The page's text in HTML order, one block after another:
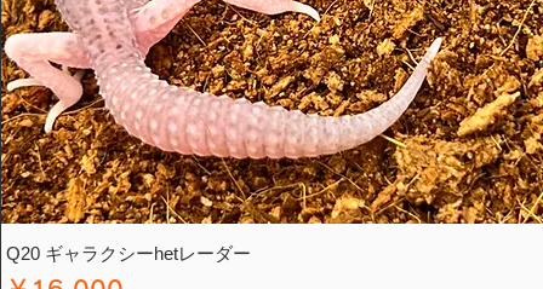
Q20 ギャラクシーhetレーダー